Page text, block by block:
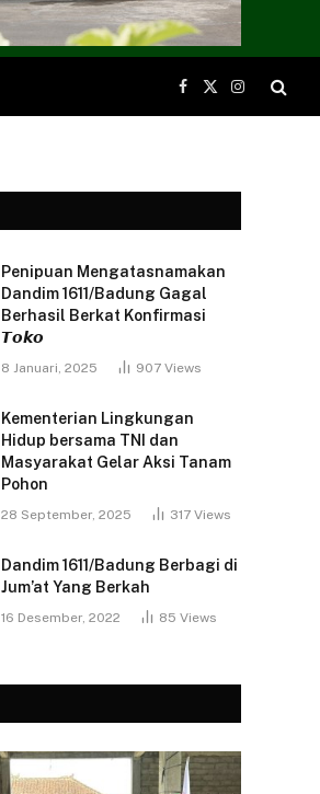
Facebook
X
(Twitter)
Instagram
Penipuan Mengatasnamakan
Dandim 1611/Badung Gagal
Berhasil Berkat Konfirmasi
𝙏𝙤𝙠𝙤
8 Januari, 2025 907 Views
Kementerian Lingkungan
Hidup bersama TNI dan
Masyarakat Gelar Aksi Tanam
Pohon
28 September, 2025 317 Views
Dandim 1611/Badung Berbagi di
Jum’at Yang Berkah
16 Desember, 2022 85 Views